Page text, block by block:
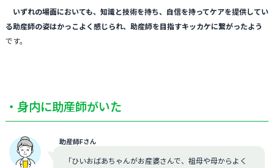
いずれの場面においても、知識と技術を持ち、自信を持ってケアを提供してい
る助産師の姿はかっこよく感じられ、助産師を目指すキッカケに繋がったよう
です。
・身内に助産師がいた
助産師Fさん
「ひいおばあちゃんがお産婆さんで、祖母や母からよく